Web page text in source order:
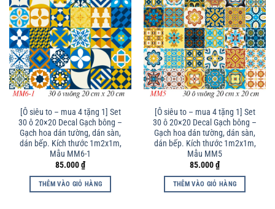
[Ô siêu to – mua 4 tặng 1] Set
30 ô 20×20 Decal Gạch bông –
Gạch hoa dán tường, dán sàn,
dán bếp. Kích thước 1m2x1m,
Mẫu MM6-1
85.000₫
THÊM VÀO GIỎ HÀNG
[Ô siêu to – mua 4 tặng 1] Set
30 ô 20×20 Decal Gạch bông –
Gạch hoa dán tường, dán sàn,
dán bếp. Kích thước 1m2x1m,
Mẫu MM5
85.000₫
THÊM VÀO GIỎ HÀNG